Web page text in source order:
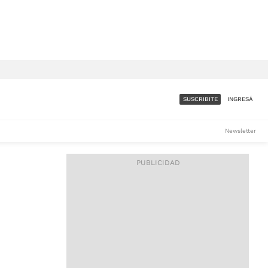
ACCESO FULL - $1.800/MES
SUSCRIBITE INGRESÁ
Newsletter